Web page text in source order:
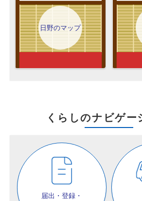
日野のマップ
くらしのナビゲー
届出・登録・